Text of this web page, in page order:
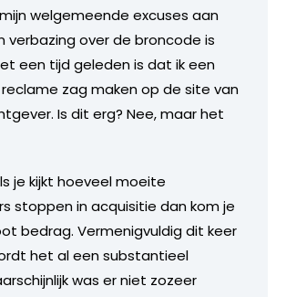
welgemeende excuses aan
verbazing over de broncode is
een tijd geleden is dat ik een
zag maken op de site van
Is dit erg? Nee, maar het
je kijkt hoeveel moeite
stoppen in acquisitie dan kom je
bedrag. Vermenigvuldig dit keer
het al een substantieel
was er niet zozeer